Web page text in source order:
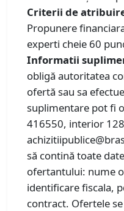
Criterii de
Propunere
experti cheie 60
Informatii
obligă autoritatea
ofertă sau sa
suplimentare pot fi
416550, interior
să contină toate
ofertantului: nume
identificare fiscala,
contract. Ofertele